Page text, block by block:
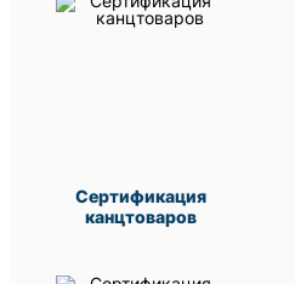
Сертификация
канцтоваров